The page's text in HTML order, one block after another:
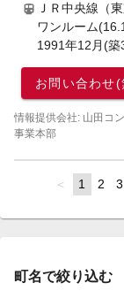
ＪＲ中央線（
ワンルーム
1991年12月(築
お問い合わせ(
情報提供会社: 山田コ
事業本部
page
You're
page
1 page
2 3
町名で絞り込む